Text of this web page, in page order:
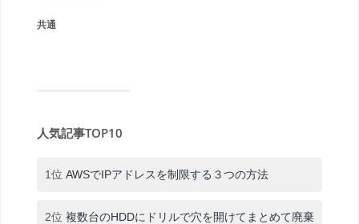
共通
人気記事TOP10
1位 AWSでIPアドレスを制限する３つの方法
2位 複数台のHDDにドリルで穴を開けてまとめて廃棄